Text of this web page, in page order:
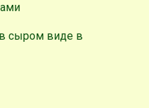
сыром виде в